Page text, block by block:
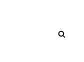
Otros Accesorios. Polares
Farmacia, Etc.